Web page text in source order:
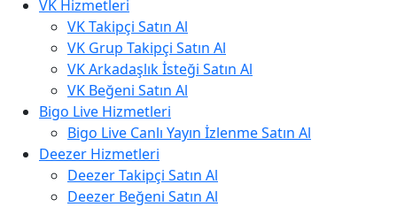
VK Hizmetleri
VK Takipçi Satın Al
VK Grup Takipçi Satın Al
VK Arkadaşlık İsteği Satın Al
VK Beğeni Satın Al
Bigo Live Hizmetleri
Bigo Live Canlı Yayın İzlenme Satın Al
Deezer Hizmetleri
Deezer Takipçi Satın Al
Deezer Beğeni Satın Al